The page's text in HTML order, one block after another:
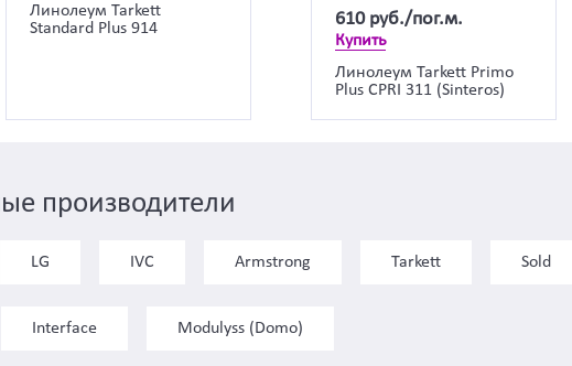
Линолеум Tarkett
Standard Plus 914
610 руб./пог.м.
Купить
Линолеум Tarkett Primo
Plus CPRI 311 (Sinteros)
производители
LG IVC Armstrong Tarkett Sold
Interface Modulyss (Domo)